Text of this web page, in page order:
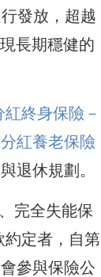
發放，超越
長期穩健的
終身保險－
紅養老保險
退休規劃。
完全失能保
約定者，自第
參與保險公